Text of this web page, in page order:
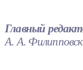
Главный
А. А.